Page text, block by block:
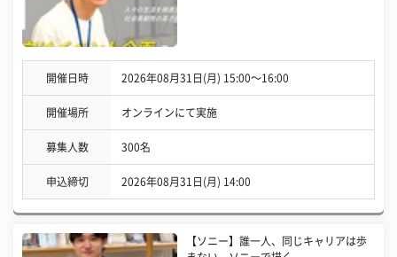
開催日時 2026年08月31日(月) 15:00〜16:00
開催場所 オンラインにて実施
募集人数 300名
申込締切 2026年08月31日(月) 14:00
【ソニー】誰一人、同じキャリアは歩